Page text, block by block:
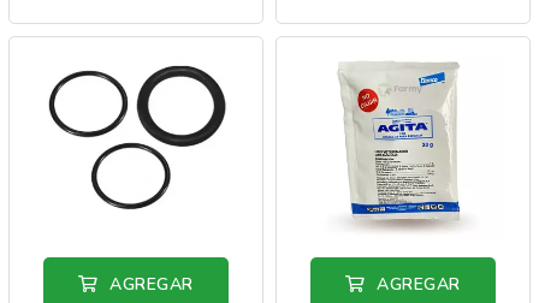
AGREGAR AGREGAR